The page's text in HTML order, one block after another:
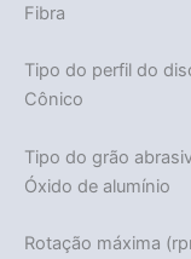
Fibra
Tipo do perfil do
Cônico
Tipo do grão
Óxido de alumínio
Rotação máxima